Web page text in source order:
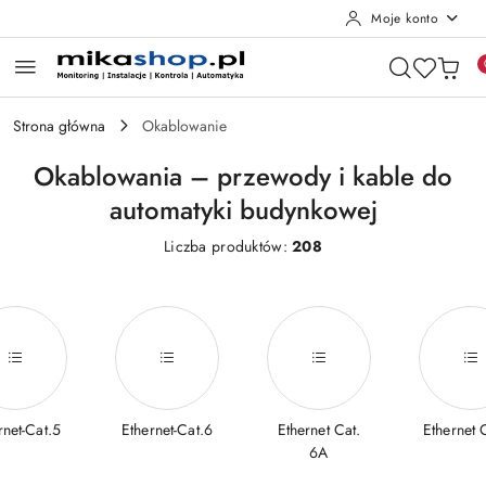
Moje konto
Strona główna Okablowanie
Okablowania – przewody i kable do
automatyki budynkowej
Liczba produktów:208
Cat.5 Ethernet-Cat.6
Ethernet Cat.
6A
Ethernet